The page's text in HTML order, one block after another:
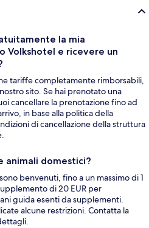
la mia
Volkshotel e ricevere un
tariffe completamente rimborsabili,
sito. Se hai prenotato una
cancellare la prenotazione fino ad
in base alla politica della
di cancellazione della struttura
animali domestici?
benvenuti, fino a un massimo di 1
di 20 EUR per
guida esenti da supplementi.
alcune restrizioni. Contatta la